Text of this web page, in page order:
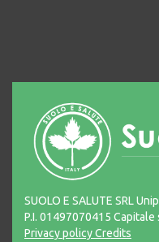
SUOLO E SALUTE SRL
P.I. 01497070415
Privacy policyCredits